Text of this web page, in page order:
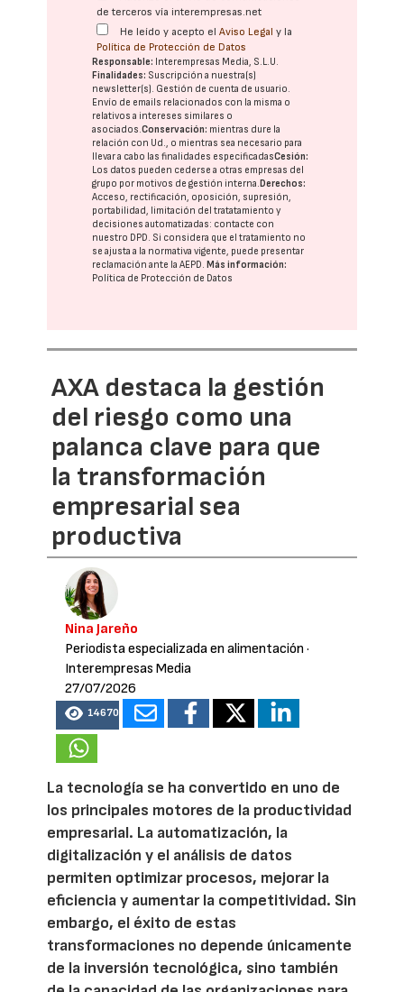
de terceros vía interempresas.net
He leído y acepto elAviso Legal y la
Política de Protección de Datos
Responsable: Interempresas Media, S.L.U.
Finalidades: Suscripción a nuestra(s)
newsletter(s). Gestión de cuenta de usuario.
Envío de emails relacionados con la misma o
relativos a intereses similares o
asociados.Conservación: mientras dure la
relación con Ud., o mientras sea necesario para
llevar a cabo las finalidades especificadasCesión:
Los datos pueden cederse a otras empresas del
grupo por motivos de gestión interna.Derechos:
Acceso, rectificación, oposición, supresión,
portabilidad, limitación del tratatamiento y
decisiones automatizadas: contacte con
nuestro DPD. Si considera que el tratamiento no
se ajusta a la normativa vigente, puede presentar
reclamación ante laAEPD.Más información:
Política de Protección de Datos
AXA destaca la gestión
del riesgo como una
palanca clave para que
la transformación
empresarial sea
productiva
Nina Jareño
Periodista especializada en alimentación ·
Interempresas Media
27/07/2026
14670
La tecnología se ha convertido en uno de
los principales motores de la productividad
empresarial. La automatización, la
digitalización y el análisis de datos
permiten optimizar procesos, mejorar la
eficiencia y aumentar la competitividad. Sin
embargo, el éxito de estas
transformaciones no depende únicamente
de la inversión tecnológica, sino también